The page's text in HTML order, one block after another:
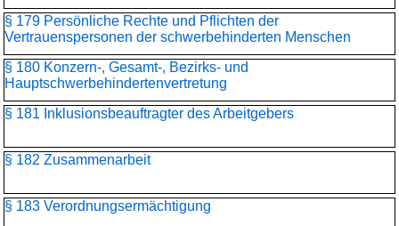
§ 179 Persönliche Rechte und Pflichten der
Vertrauenspersonen der schwerbehinderten Menschen
§ 180 Konzern-, Gesamt-, Bezirks- und
Hauptschwerbehinderten­vertretung
§ 181 Inklusionsbeauftragter des Arbeitgebers
§ 182 Zusammenarbeit
§ 183 Verordnungsermächtigung